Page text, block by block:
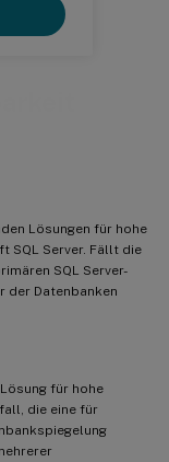
Lösungen für hohe
SQL Server. Fällt die
SQL Server-
der Datenbanken
für hohe
die eine für